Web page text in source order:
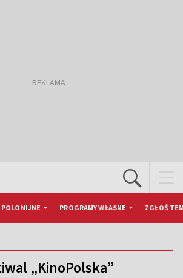
POLONIJNE PROGRAMY WŁASNE ZGŁOŚ
„KinoPolska”